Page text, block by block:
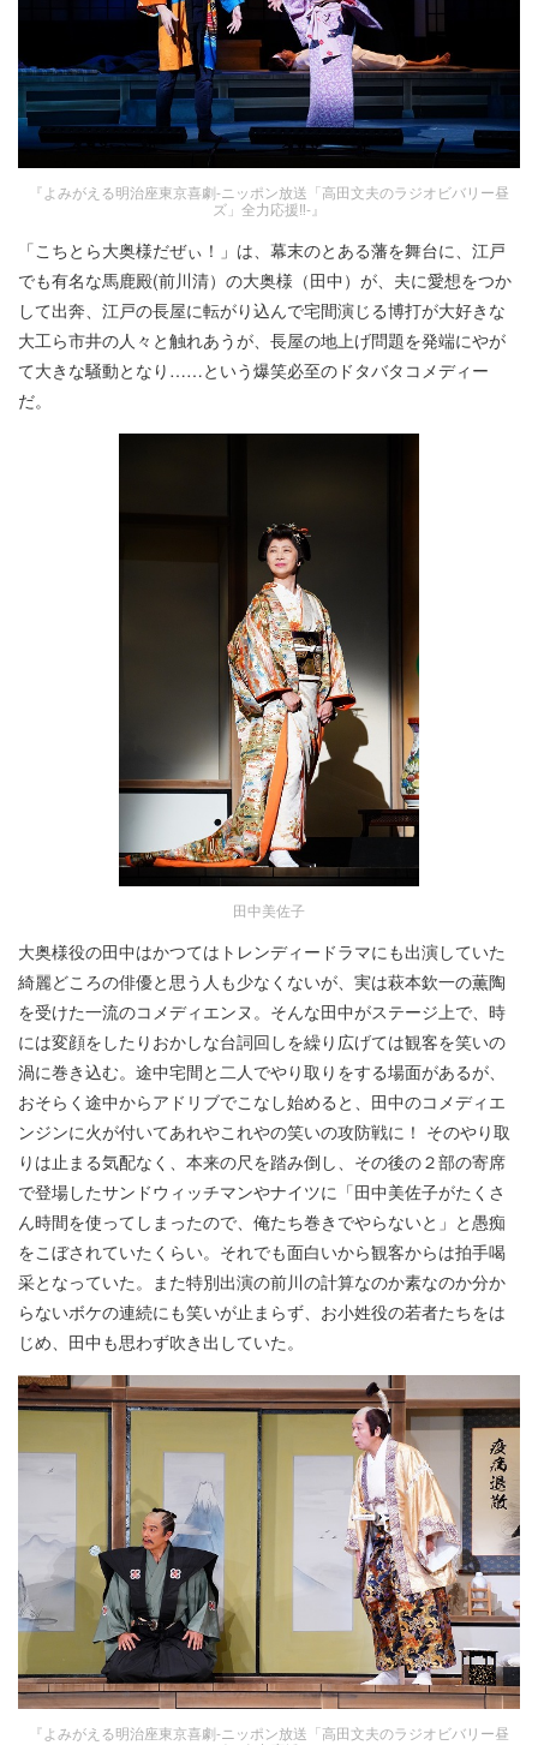
『よみがえる明治座東京喜劇-ニッポン放送「高田文夫のラジオビバリー昼
ズ」全力応援‼-』
「こちとら大奥様だぜぃ！」は、幕末のとある藩を舞台に、江戸
でも有名な馬鹿殿(前川清）の大奥様（田中）が、夫に愛想をつか
して出奔、江戸の長屋に転がり込んで宅間演じる博打が大好きな
大工ら市井の人々と触れあうが、長屋の地上げ問題を発端にやが
て大きな騒動となり……という爆笑必至のドタバタコメディー
だ。
田中美佐子
大奥様役の田中はかつてはトレンディードラマにも出演していた
綺麗どころの俳優と思う人も少なくないが、実は萩本欽一の薫陶
を受けた一流のコメディエンヌ。そんな田中がステージ上で、時
には変顔をしたりおかしな台詞回しを繰り広げては観客を笑いの
渦に巻き込む。途中宅間と二人でやり取りをする場面があるが、
おそらく途中からアドリブでこなし始めると、田中のコメディエ
ンジンに火が付いてあれやこれやの笑いの攻防戦に！ そのやり取
りは止まる気配なく、本来の尺を踏み倒し、その後の２部の寄席
で登場したサンドウィッチマンやナイツに「田中美佐子がたくさ
ん時間を使ってしまったので、俺たち巻きでやらないと」と愚痴
をこぼされていたくらい。それでも面白いから観客からは拍手喝
采となっていた。また特別出演の前川の計算なのか素なのか分か
らないボケの連続にも笑いが止まらず、お小姓役の若者たちをは
じめ、田中も思わず吹き出していた。
『よみがえる明治座東京喜劇-ニッポン放送「高田文夫のラジオビバリー昼